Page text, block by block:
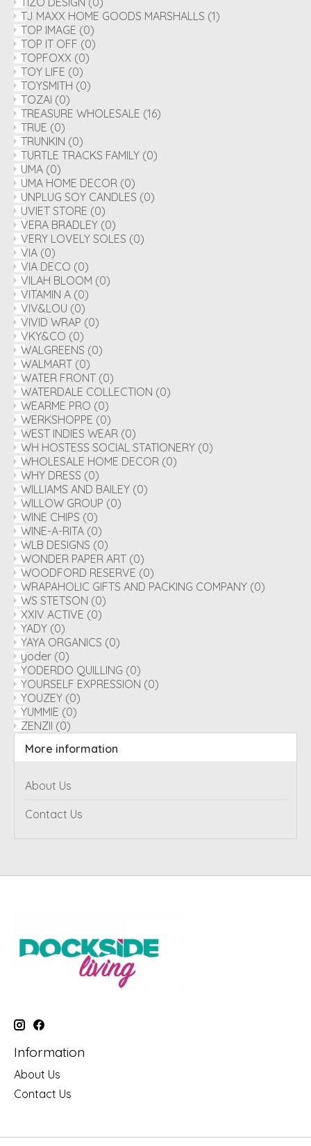
TJ MAXX HOME GOODS MARSHALLS (1)
TOP IMAGE (0)
TOP IT OFF (0)
TOPFOXX (0)
TOY LIFE (0)
TOYSMITH (0)
TOZAI (0)
TREASURE WHOLESALE (16)
TRUE (0)
TRUNKIN (0)
TURTLE TRACKS FAMILY (0)
UMA (0)
UMA HOME DECOR (0)
UNPLUG SOY CANDLES (0)
UVIET STORE (0)
VERA BRADLEY (0)
VERY LOVELY SOLES (0)
VIA (0)
VIA DECO (0)
VILAH BLOOM (0)
VITAMIN A (0)
VIV&LOU (0)
VIVID WRAP (0)
VKY&CO (0)
WALGREENS (0)
WALMART (0)
WATER FRONT (0)
WATERDALE COLLECTION (0)
WEARME PRO (0)
WERKSHOPPE (0)
WEST INDIES WEAR (0)
WH HOSTESS SOCIAL STATIONERY (0)
WHOLESALE HOME DECOR (0)
WHY DRESS (0)
WILLIAMS AND BAILEY (0)
WILLOW GROUP (0)
WINE CHIPS (0)
WINE-A-RITA (0)
WLB DESIGNS (0)
WONDER PAPER ART (0)
WOODFORD RESERVE (0)
WRAPAHOLIC GIFTS AND PACKING COMPANY (0)
WS STETSON (0)
XXIV ACTIVE (0)
YADY (0)
YAYA ORGANICS (0)
yoder (0)
YODERDO QUILLING (0)
YOURSELF EXPRESSION (0)
YOUZEY (0)
YUMMIE (0)
ZENZII (0)
More information
About Us
Contact Us
Information
About Us
Contact Us